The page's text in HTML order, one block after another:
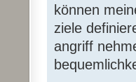
können
ziele
angriff